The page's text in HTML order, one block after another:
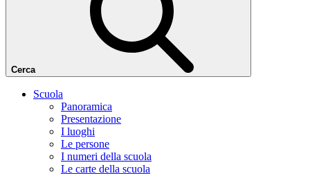
Cerca
Scuola
Panoramica
Presentazione
I luoghi
Le persone
I numeri della scuola
Le carte della scuola